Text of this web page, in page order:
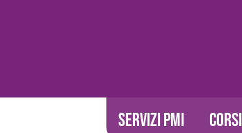
SERVIZI PMI CORSI